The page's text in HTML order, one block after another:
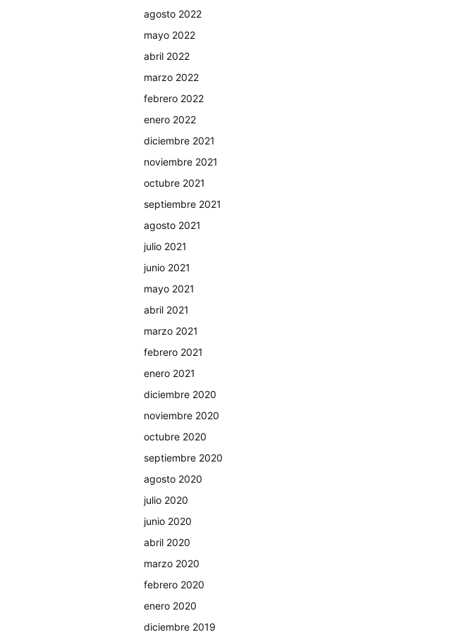
agosto 2022
mayo 2022
abril 2022
marzo 2022
febrero 2022
enero 2022
diciembre 2021
noviembre 2021
octubre 2021
septiembre 2021
agosto 2021
julio 2021
junio 2021
mayo 2021
abril 2021
marzo 2021
febrero 2021
enero 2021
diciembre 2020
noviembre 2020
octubre 2020
septiembre 2020
agosto 2020
julio 2020
junio 2020
abril 2020
marzo 2020
febrero 2020
enero 2020
diciembre 2019